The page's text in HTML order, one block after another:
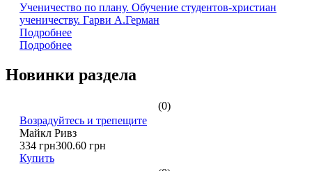
Ученичество по плану. Обучение студентов-христиан
ученичеству. Гарви А.Герман
Подробнее
Подробнее
Новинки раздела
(0)
Возрадуйтесь и трепещите
Майкл Ривз
334 грн300.60 грн
Купить